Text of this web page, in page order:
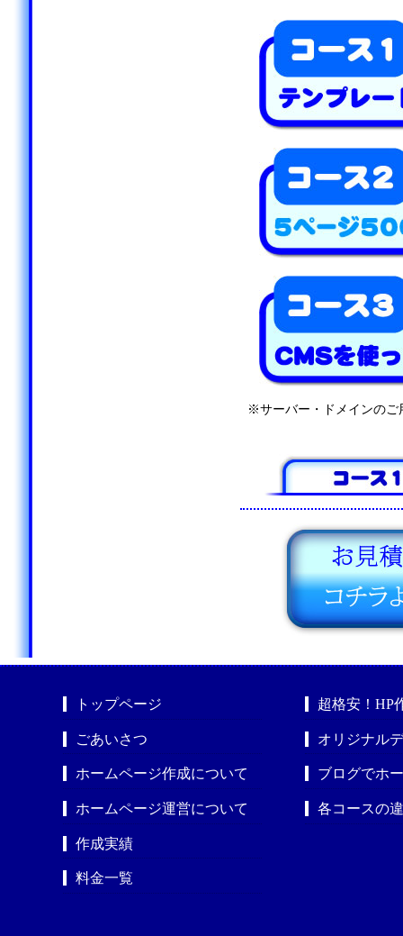
※サーバー・ドメインのご
トップページ
ごあいさつ
ホームページ作成について
ホームページ運営について
作成実績
料金一覧
超格安！HP
オリジナル
ブログでホ
各コースの